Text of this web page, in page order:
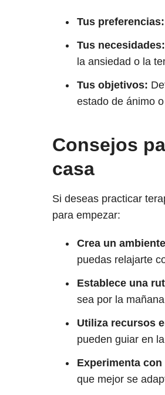
Tus preferencias:
Tus necesidades:
la ansiedad o la
Tus objetivos:
estado de ánimo
Consejos
casa
Si deseas practicar
para empezar:
Crea un
puedas relajarte
Establece una
sea por la
Utiliza recursos
pueden guiar en
Experimenta
que mejor se